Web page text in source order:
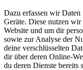
Dazu erfassen wir Daten
Geräte. Diese nutzen
Website und um dir
sowie zur Analyse der
deine verschlüsselten
dir über deren Online-
du deren Dienste bereits